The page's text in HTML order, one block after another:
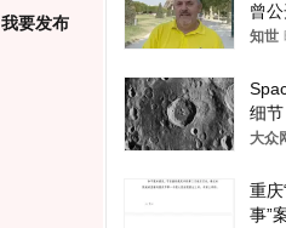
我要发布
曾
知世
细节
径
大众
重
事”